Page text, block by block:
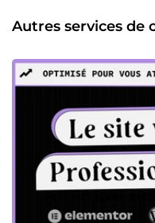
vivement.&quot; —
expertise
professionnalisme.&quot;
Vous avez un projet ?
idées en un site web
moi dès aujourd’hui et
projet à votre image. 🌐
Autres services de